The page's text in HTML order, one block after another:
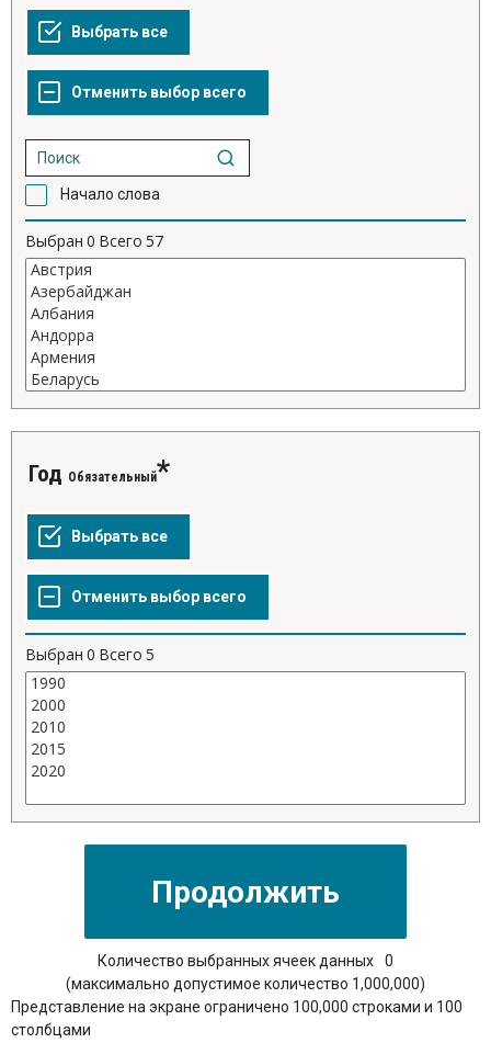
Начало слова
Выбран 0 Всего 57
Год Обязательный
Выбран 0 Всего 5
Количество выбранных ячеек данных
0
(максимально допустимое количество 1,000,000)
Представление на экране ограничено 100,000 строками и 100
столбцами